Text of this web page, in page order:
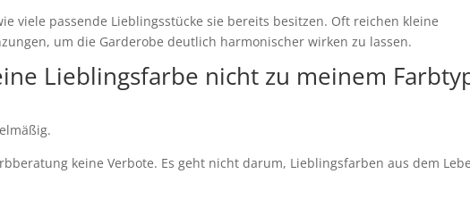
viele passende Lieblingsstücke sie bereits besitzen. Oft reichen kleine
um die Garderobe deutlich harmonischer wirken zu lassen.
Lieblingsfarbe nicht zu meinem
keine Verbote. Es geht nicht darum, Lieblingsfarben aus dem